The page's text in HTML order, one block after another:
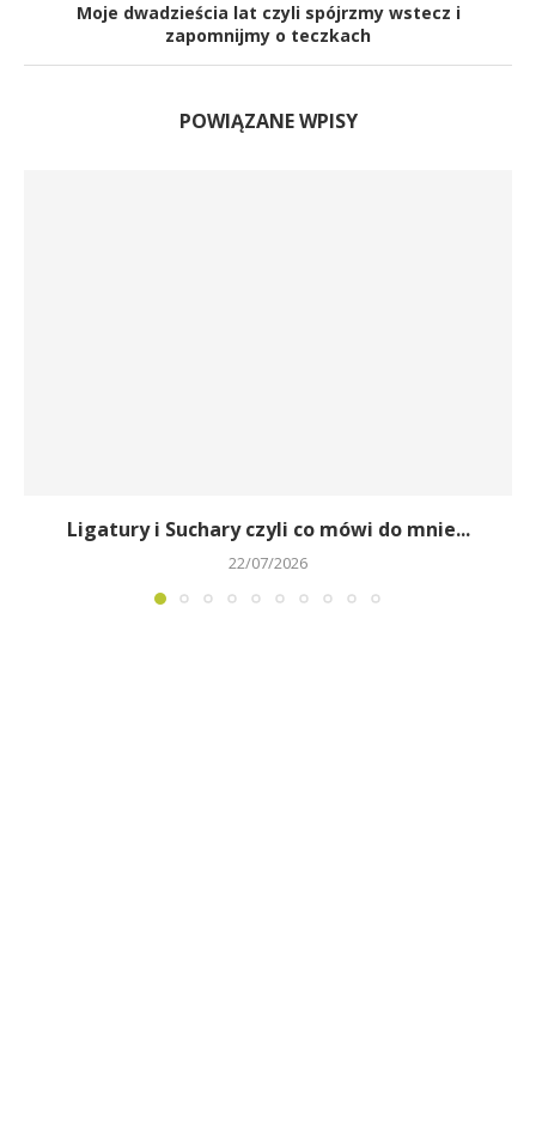
Moje dwadzieścia lat czyli spójrzmy wstecz i
zapomnijmy o teczkach
POWIĄZANE WPISY
Ligatury i Suchary czyli co mówi do mnie...
22/07/2026